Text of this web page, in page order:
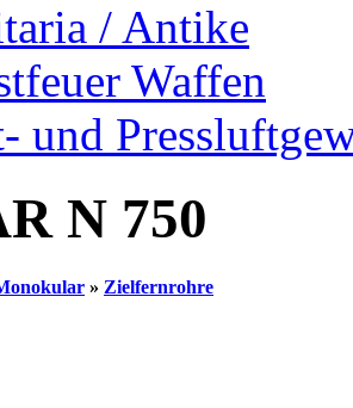
/ Antike
Waffen
und
N 750
» Zielfernrohre